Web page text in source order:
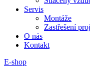
Servis
Montáže
Zastřešení
O nás
Kontakt
E-shop